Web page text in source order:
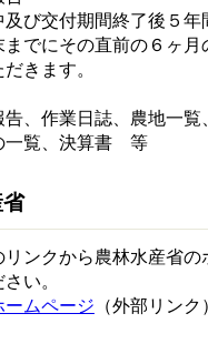
び交付期間終了後５年
までにその直前の６ヶ月
きます。
、作業日誌、農地一覧
一覧、決算書 等
ンクから農林水産省の
い。
ームページ （外部リンク